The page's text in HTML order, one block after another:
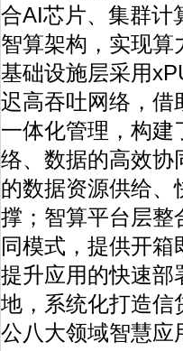
合AI芯片、集群计
智算架构，实现算
基础设施层采用
迟高吞吐网络，借
一体化管理，构
络、数据的高效协
的数据资源供给
撑；智算平台层整
同模式，提供开
提升应用的快速部
地，系统化打造信
公八大领域智慧应